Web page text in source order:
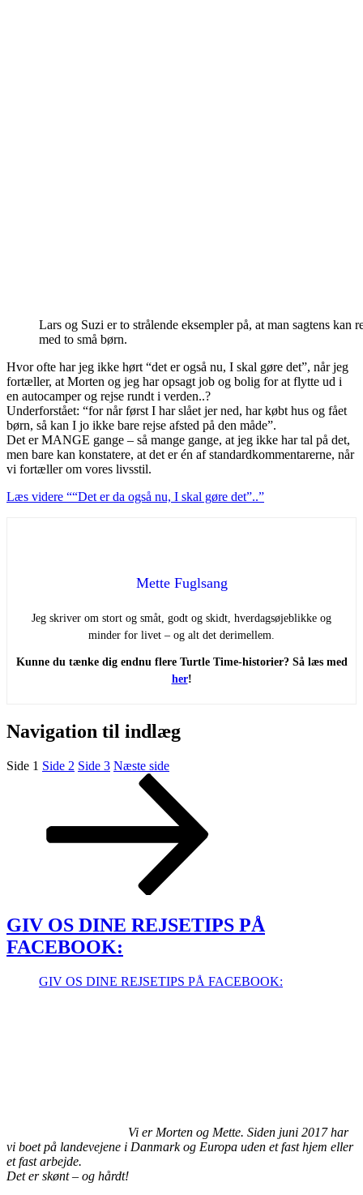
Lars og Suzi er to strålende eksempler på, at man sagtens kan
med to små børn.
Hvor ofte har jeg ikke hørt “det er også nu, I skal gøre det”, når jeg
fortæller, at Morten og jeg har opsagt job og bolig for at flytte ud i
en autocamper og rejse rundt i verden..?
Underforstået: “for når først I har slået jer ned, har købt hus og fået
børn, så kan I jo ikke bare rejse afsted på den måde”.
Det er MANGE gange – så mange gange, at jeg ikke har tal på det,
men bare kan konstatere, at det er én af standardkommentarerne, når
vi fortæller om vores livsstil.
Læs videre ““Det er da også nu, I skal gøre det”..”
Mette Fuglsang
Jeg skriver om stort og småt, godt og skidt, hverdagsøjeblikke og
minder for livet – og alt det derimellem.
Kunne du tænke dig endnu flere Turtle Time-historier? Så læs med
her!
Navigation til indlæg
Side 1 Side 2 Side 3 Næste side
GIV OS DINE REJSETIPS PÅ
FACEBOOK:
GIV OS DINE REJSETIPS PÅ FACEBOOK:
Vi er Morten og Mette. Siden juni 2017 har
vi boet på landevejene i Danmark og Europa uden et fast hjem eller
et fast arbejde.
Det er skønt – og hårdt!